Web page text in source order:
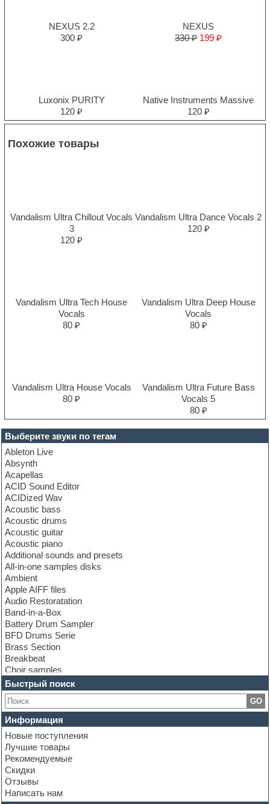
Выберите звуки по тегам
Ableton Live
Absynth
Acapellas
ACID Sound Editor
ACIDized Wav
Acoustic bass
Acoustic drums
Acoustic guitar
Acoustic piano
Additional sounds and presets
All-in-one samples disks
Ambient
Apple AIFF files
Audio Restoratation
Band-in-a-Box
Battery Drum Sampler
BFD Drums Serie
Brass Section
Breakbeat
Choir samples
Chris Hein Samples
Cinematic samples
Club bass
Club leads
Club sounds
Construction kits
Convolution
Cubase
Dance drums
Dance music production tutorials
DAW
Быстрый поиск
GO
Информация
Новые поступления
Лучшие товары
Рекомендуемые
Скидки
Отзывы
Написать нам
NEXUS 2.2
300 ₽
NEXUS
330 ₽ 199 ₽
Luxonix PURITY
120 ₽
Native Instruments Massive
120 ₽
Похожие товары
Vandalism Ultra Chillout Vocals
3
120 ₽
Vandalism Ultra Dance Vocals 2
120 ₽
Vandalism Ultra Tech House
Vocals
80 ₽
Vandalism Ultra Deep House
Vocals
80 ₽
Vandalism Ultra House Vocals
80 ₽
Vandalism Ultra Future Bass
Vocals 5
80 ₽